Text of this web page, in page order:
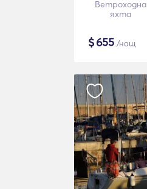
Ветроходна
яхта
$655 /нощ